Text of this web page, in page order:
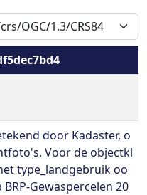
door Kadaster, o
Voor de objectkl
type_landgebruik oo
Gewaspercelen 20